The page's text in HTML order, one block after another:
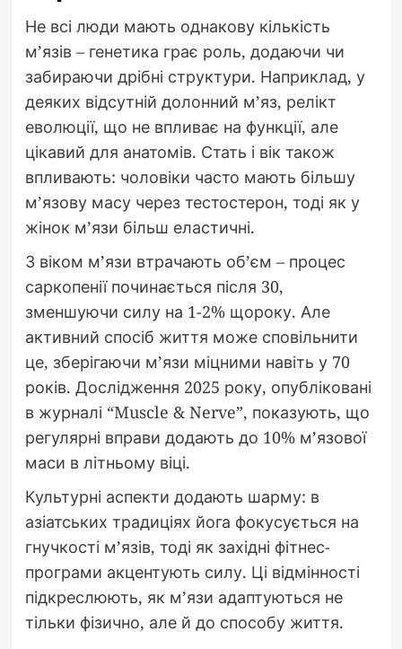
Не всі люди мають однакову кількість
м’язів – генетика грає роль, додаючи чи
забираючи дрібні структури. Наприклад, у
деяких відсутній долонний м’яз, релікт
еволюції, що не впливає на функції, але
цікавий для анатомів. Стать і вік також
впливають: чоловіки часто мають більшу
м’язову масу через тестостерон, тоді як у
жінок м’язи більш еластичні.
З віком м’язи втрачають об’єм – процес
саркопенії починається після 30,
зменшуючи силу на 1-2% щороку. Але
активний спосіб життя може сповільнити
це, зберігаючи м’язи міцними навіть у 70
років. Дослідження 2025 року, опубліковані
в журналі “Muscle & Nerve”, показують, що
регулярні вправи додають до 10% м’язової
маси в літньому віці.
Культурні аспекти додають шарму: в
азіатських традиціях йога фокусується на
гнучкості м’язів, тоді як західні фітнес-
програми акцентують силу. Ці відмінності
підкреслюють, як м’язи адаптуються не
тільки фізично, але й до способу життя.